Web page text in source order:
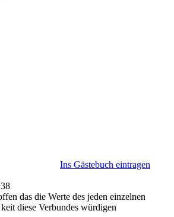
Ins Gästebuch eintragen
das die Werte des jeden einzelnen
diese Verbundes würdigen